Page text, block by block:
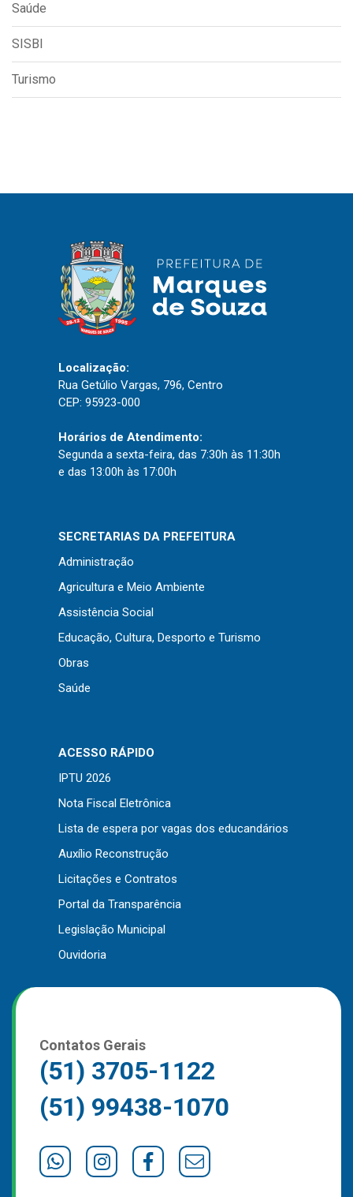
Saúde
SISBI
Turismo
Localização:
Rua Getúlio Vargas, 796, Centro
CEP: 95923-000
Horários de Atendimento:
Segunda a sexta-feira, das 7:30h às 11:30h
e das 13:00h às 17:00h
SECRETARIAS DA PREFEITURA
Administração
Agricultura e Meio Ambiente
Assistência Social
Educação, Cultura, Desporto e Turismo
Obras
Saúde
ACESSO RÁPIDO
IPTU 2026
Nota Fiscal Eletrônica
Lista de espera por vagas dos educandários
Auxílio Reconstrução
Licitações e Contratos
Portal da Transparência
Legislação Municipal
Ouvidoria
Contatos Gerais
(51) 3705-1122
(51) 99438-1070